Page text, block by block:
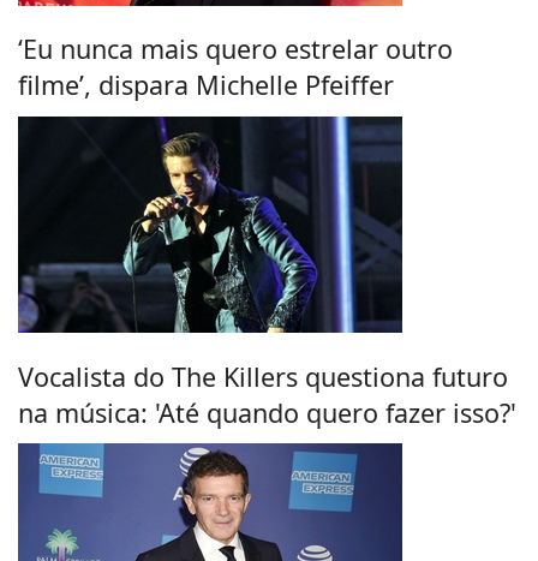
‘Eu nunca mais quero estrelar outro
filme’, dispara Michelle Pfeiffer
Vocalista do The Killers questiona futuro
na música: 'Até quando quero fazer isso?'